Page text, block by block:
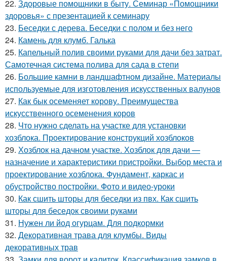
22. Здоровые помощники в быту. Семинар «Помощники
здоровья» с презентацией к семинару
23. Беседки с дерева. Беседки с полом и без него
24. Камень для клумб. Галька
25. Капельный полив своими руками для дачи без затрат.
Самотечная система полива для сада в степи
26. Большие камни в ландшафтном дизайне. Материалы
используемые для изготовления искусственных валунов
27. Как бык осеменяет корову. Преимущества
искусственного осеменения коров
28. Что нужно сделать на участке для установки
хозблока. Проектирование конструкций хозблоков
29. Хозблок на дачном участке. Хозблок для дачи —
назначение и характеристики пристройки. Выбор места и
проектирование хозблока. Фундамент, каркас и
обустройство постройки. Фото и видео-уроки
30. Как сшить шторы для беседки из пвх. Как сшить
шторы для беседок своими руками
31. Нужен ли йод огурцам. Для подкормки
32. Декоративная трава для клумбы. Виды
декоративных трав